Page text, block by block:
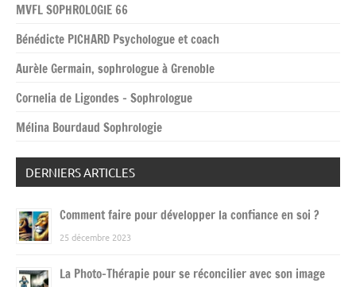
MVFL SOPHROLOGIE 66
Bénédicte PICHARD Psychologue et coach
Aurèle Germain, sophrologue à Grenoble
Cornelia de Ligondes – Sophrologue
Mélina Bourdaud Sophrologie
DERNIERS ARTICLES
Comment faire pour développer la confiance en soi ?
25 décembre 2023
La Photo-Thérapie pour se réconcilier avec son image